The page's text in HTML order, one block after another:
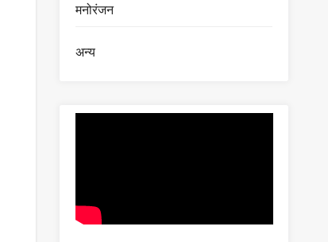
मनोरंजन
अन्य